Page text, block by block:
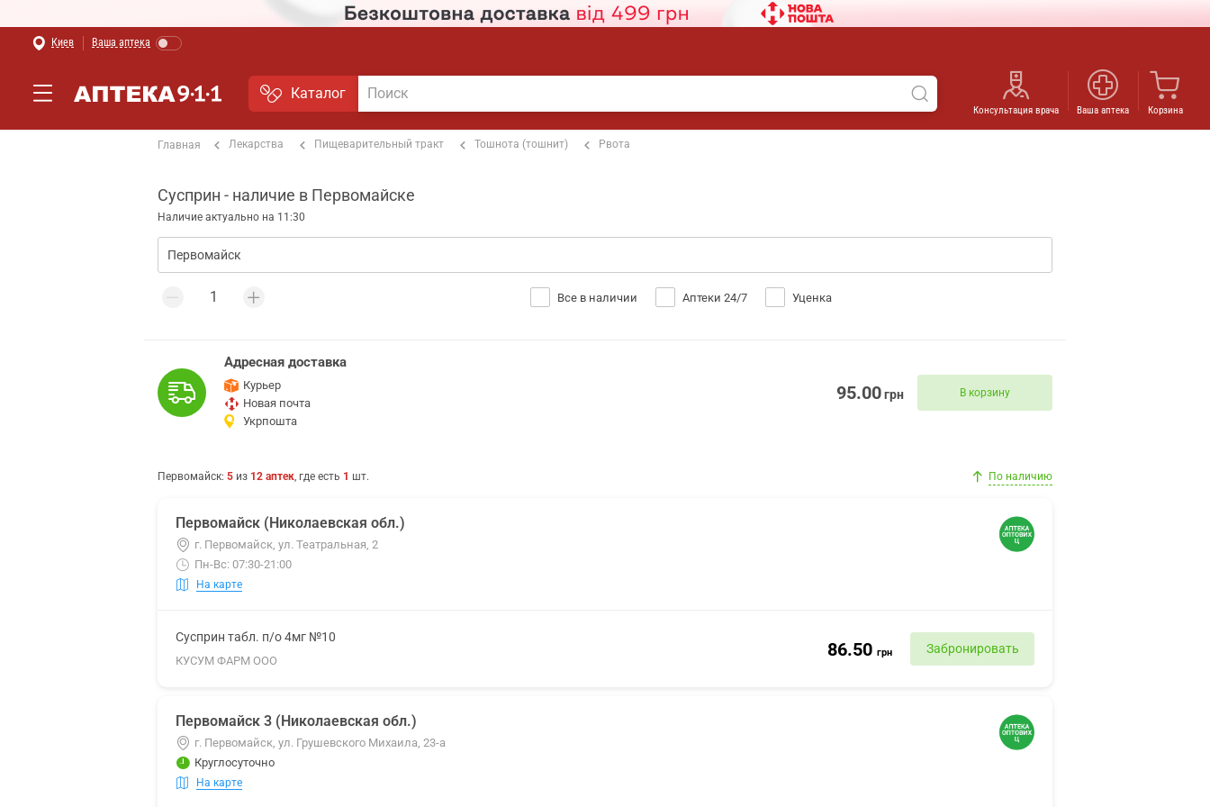
Киев Ваша аптека
Каталог
Консультация врача Ваша аптека Корзина
Главная Лекарства Пищеварительный тракт Тошнота (тошнит) Рвота
Сусприн - наличие в Первомайске
Наличие актуально на 11:30
Все в наличии Аптеки 24/7 Уценка
Адресная доставка
Курьер
Новая почта
Укрпошта
95.00грн В корзину
Первомайск: 5 из 12 аптек, где есть 1 шт. По наличию
Первомайск (Николаевская обл.)
г. Первомайск, ул. Театральная, 2
Пн-Вс: 07:30-21:00
На карте
Сусприн табл. п/о 4мг №10
КУСУМ ФАРМ ООО
86.50 грн Забронировать
Первомайск 3 (Николаевская обл.)
г. Первомайск, ул. Грушевского Михаила, 23-а
Круглосуточно
На карте